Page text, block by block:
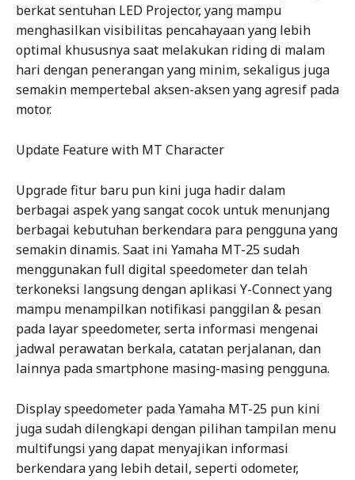
berkat sentuhan LED Projector, yang mampu
menghasilkan visibilitas pencahayaan yang lebih
optimal khususnya saat melakukan riding di malam
hari dengan penerangan yang minim, sekaligus juga
semakin mempertebal aksen-aksen yang agresif pada
motor.
Update Feature with MT Character
Upgrade fitur baru pun kini juga hadir dalam
berbagai aspek yang sangat cocok untuk menunjang
berbagai kebutuhan berkendara para pengguna yang
semakin dinamis. Saat ini Yamaha MT-25 sudah
menggunakan full digital speedometer dan telah
terkoneksi langsung dengan aplikasi Y-Connect yang
mampu menampilkan notifikasi panggilan & pesan
pada layar speedometer, serta informasi mengenai
jadwal perawatan berkala, catatan perjalanan, dan
lainnya pada smartphone masing-masing pengguna.
Display speedometer pada Yamaha MT-25 pun kini
juga sudah dilengkapi dengan pilihan tampilan menu
multifungsi yang dapat menyajikan informasi
berkendara yang lebih detail, seperti odometer,